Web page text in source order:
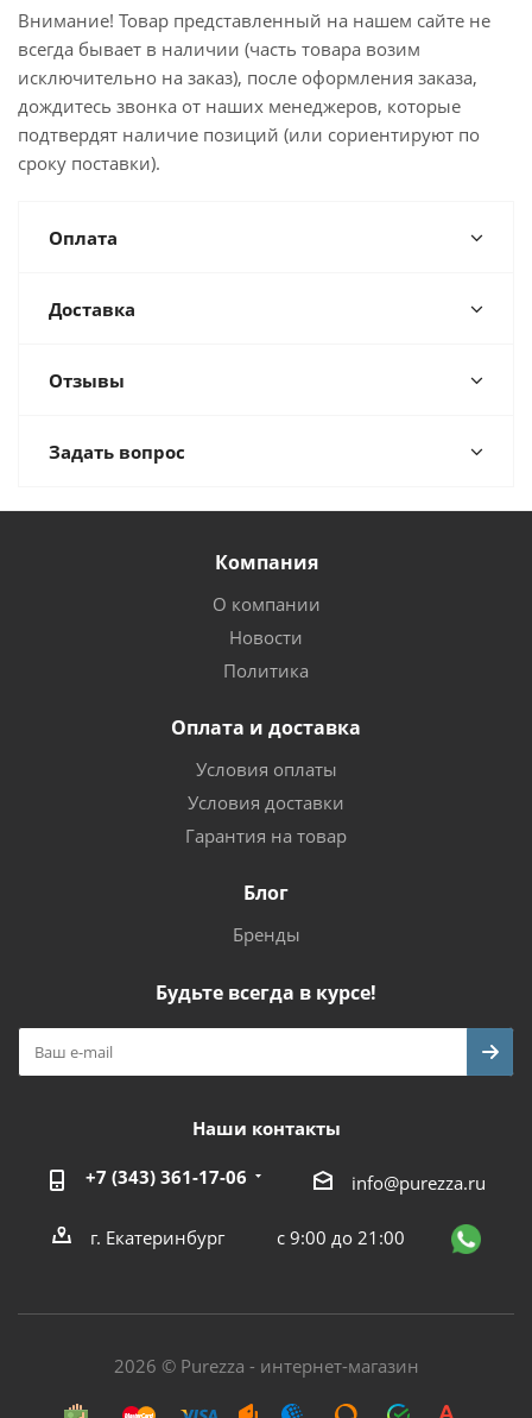
Внимание! Товар представленный на нашем сайте не
всегда бывает в наличии (часть товара возим
исключительно на заказ), после оформления заказа,
дождитесь звонка от наших менеджеров, которые
подтвердят наличие позиций (или сориентируют по
сроку поставки).
Оплата
Доставка
Отзывы
Задать вопрос
Компания
О компании
Новости
Политика
Оплата и доставка
Условия оплаты
Условия доставки
Гарантия на товар
Блог
Бренды
Будьте всегда в курсе!
Наши контакты
+7 (343) 361-17-06 info@purezza.ru
г. Екатеринбург с 9:00 до 21:00
2026 © Purezza - интернет-магазин